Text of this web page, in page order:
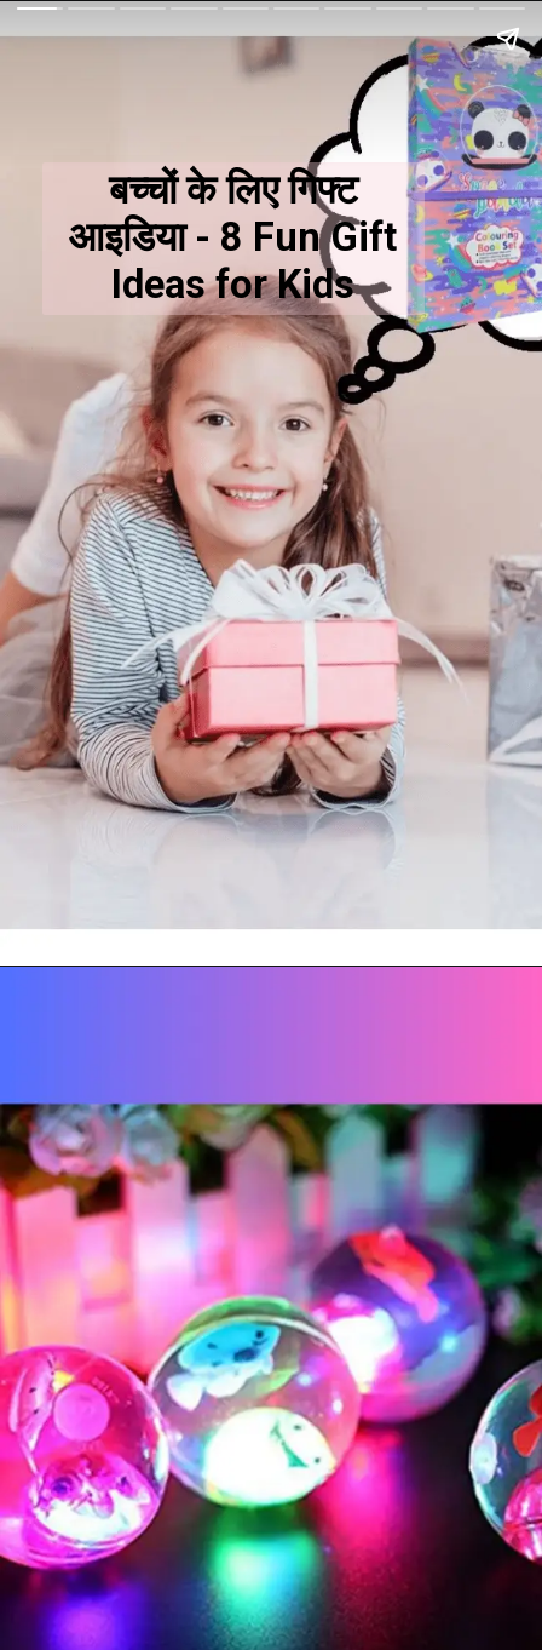
बच्चों के लिए गिफ्ट
आइडिया - 8 Fun Gift
Ideas for Kids